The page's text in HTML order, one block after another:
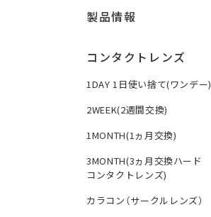
製品情報
コンタクトレンズ
1DAY 1日使い捨て(ワンデー)
2WEEK(2週間交換)
1MONTH(1ヵ月交換)
3MONTH(3ヵ月交換ハード
コンタクトレンズ)
カラコン（サークルレンズ）